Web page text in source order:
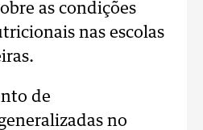
as condições
nas escolas
de
no